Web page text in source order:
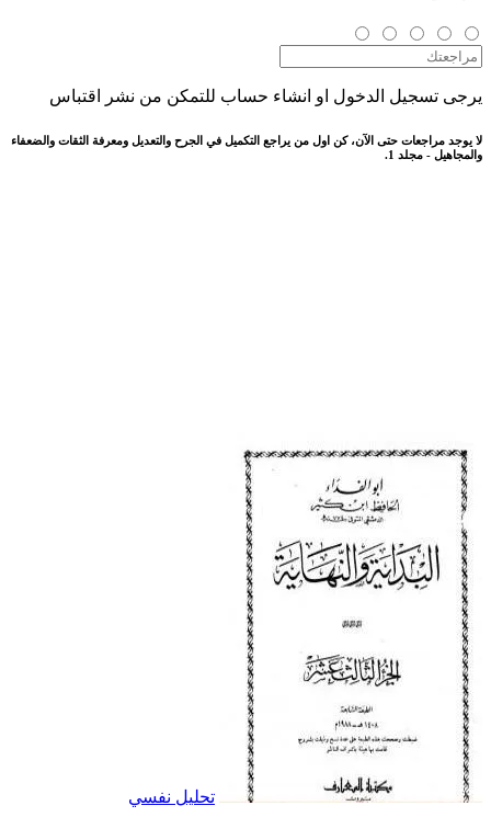
يرجى تسجيل الدخول او انشاء حساب للتمكن من نشر اقتباس
لا يوجد مراجعات حتى الآن، كن اول من يراجع التكميل في الجرح والتعديل ومعرفة الثقات والضعفاء
والمجاهيل - مجلد 1.
تحليل نفسي